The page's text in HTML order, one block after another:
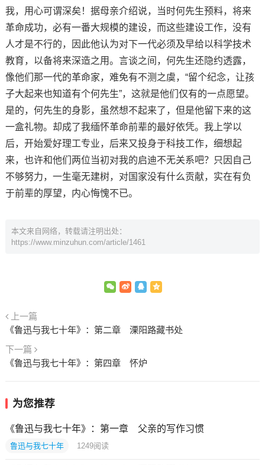
我，用心可谓深矣！据母亲介绍说，当时何先生预料，将来
革命成功，必有一番大规模的建设，而这些建设工作，没有
人才是不行的，因此他认为对下一代必须及早给以科学技术
教育，以备将来深造之用。言谈之间，何先生还隐约透露，
像他们那一代的革命家，难免有不测之虞，“留个纪念，让孩
子大起来也知道有个何先生”，这就是他们仅有的一点愿望。
是的，何先生的身影，虽然想不起来了，但是他留下来的这
一盒礼物。却成了我缅怀革命前辈的最好依凭。我上学以
后，开始爱好理工专业，后来又投身于科技工作，细想起
来，也许和他们两位当初对我的启迪不无关系吧？只因自己
不够努力，一生毫无建树，对国家没有什么贡献，实在有负
于前辈的厚望，内心悔愧不已。
本文来自网络，转载请注明出处：
https://www.minzuhun.com/article/1461
上一篇
《鲁迅与我七十年》：第二章 溧阳路藏书处
下一篇
《鲁迅与我七十年》：第四章 怀炉
为您推荐
《鲁迅与我七十年》：第一章 父亲的写作习惯
鲁迅与我七十年 1249阅读